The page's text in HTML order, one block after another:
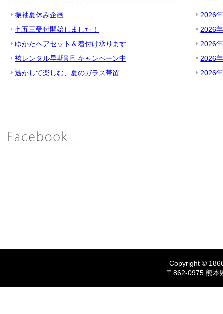
振袖夏休み企画
七五三受付開始しました！
ゆかたヘアセット＆着付け承ります
袴レンタル早期割引キャンペーン中
透かして楽しむ、夏のガラス帯留
2026
2026
2026
2026
2026
Copyright ©
〒862-0975 熊本